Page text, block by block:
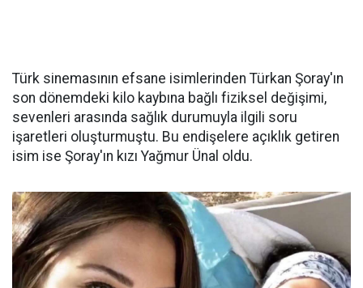
Türk sinemasının efsane isimlerinden Türkan Şoray'ın
son dönemdeki kilo kaybına bağlı fiziksel değişimi,
sevenleri arasında sağlık durumuyla ilgili soru
işaretleri oluşturmuştu. Bu endişelere açıklık getiren
isim ise Şoray'ın kızı Yağmur Ünal oldu.